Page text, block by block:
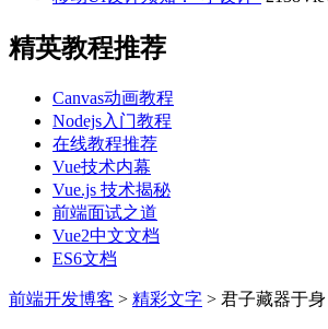
精英教程推荐
Canvas动画教程
Nodejs入门教程
在线教程推荐
Vue技术内幕
Vue.js 技术揭秘
前端面试之道
Vue2中文文档
ES6文档
前端开发博客 > 精彩文字 > 君子藏器于身